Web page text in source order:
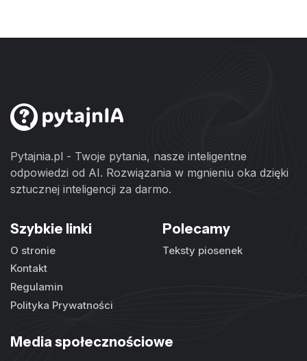
Pytajnia.pl - Twoje pytania, nasze inteligentne
odpowiedzi od AI. Rozwiązania w mgnieniu oka dzięki
sztucznej inteligencji za darmo.
Szybkie linki
O stronie
Kontakt
Regulamin
Polityka Prywatności
Polecamy
Teksty piosenek
Media społecznościowe